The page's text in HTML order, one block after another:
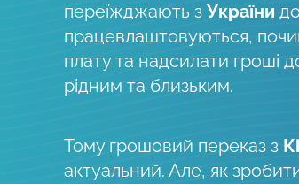
переїжджають з України до
працевлаштовуються,
плату та надсилати гроші
рідним та близьким.
Тому грошовий переказ з
актуальний. Але, як